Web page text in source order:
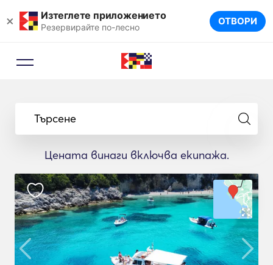
× Изтеглете приложението
Резервирайте по-лесно ОТВОРИ
Търсене
Цената винаги включва екипажа.